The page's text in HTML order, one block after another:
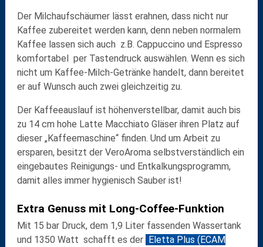
Der Milchaufschäumer lässt erahnen, dass nicht nur
Kaffee zubereitet werden kann, denn neben normalem
Kaffee lassen sich auch z.B. Cappuccino und Espresso
komfortabel per Tastendruck auswählen. Wenn es sich
nicht um Kaffee-Milch-Getränke handelt, dann bereitet
er auf Wunsch auch zwei gleichzeitig zu.
Der Kaffeeauslauf ist höhenverstellbar, damit auch bis
zu 14 cm hohe Latte Macchiato Gläser ihren Platz auf
dieser „Kaffeemaschine“ finden. Und um Arbeit zu
ersparen, besitzt der VeroAroma selbstverständlich ein
eingebautes Reinigungs- und Entkalkungsprogramm,
damit alles immer hygienisch Sauber ist!
Extra Genuss mit Long-Coffee-Funktion
Mit 15 bar Druck, dem 1,9 Liter fassenden Wassertank
und 1350 Watt schafft es der Eletta Plus (ECAM